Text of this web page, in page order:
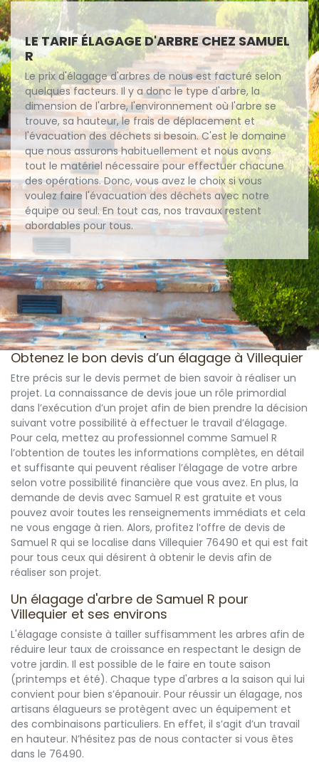
LE TARIF ÉLAGAGE D'ARBRE CHEZ SAMUEL
R
Le prix d'élagage d'arbres de nous est facturé selon
quelques facteurs. Il y a donc le type d'arbre, la
dimension de l'arbre, l'environnement où l'arbre se
trouve, sa hauteur, le frais de déplacement et
l'évacuation des déchets si besoin. C'est le domaine
que nous assurons habituellement et nous avons
tout le matériel nécessaire pour effectuer chacune
des opérations. Donc, vous avez le choix si vous
voulez faire l'évacuation des déchets avec notre
équipe ou seul. En tout cas, nos travaux restent
abordables pour tous.
Obtenez le bon devis d’un élagage à Villequier
Etre précis sur le devis permet de bien savoir à réaliser un
projet. La connaissance de devis joue un rôle primordial
dans l’exécution d’un projet afin de bien prendre la décision
suivant votre possibilité à effectuer le travail d’élagage.
Pour cela, mettez au professionnel comme Samuel R
l’obtention de toutes les informations complètes, en détail
et suffisante qui peuvent réaliser l’élagage de votre arbre
selon votre possibilité financière que vous avez. En plus, la
demande de devis avec Samuel R est gratuite et vous
pouvez avoir toutes les renseignements immédiats et cela
ne vous engage à rien. Alors, profitez l’offre de devis de
Samuel R qui se localise dans Villequier 76490 et qui est fait
pour tous ceux qui désirent à obtenir le devis afin de
réaliser son projet.
Un élagage d'arbre de Samuel R pour
Villequier et ses environs
L'élagage consiste à tailler suffisamment les arbres afin de
réduire leur taux de croissance en respectant le design de
votre jardin. Il est possible de le faire en toute saison
(printemps et été). Chaque type d'arbres a la saison qui lui
convient pour bien s’épanouir. Pour réussir un élagage, nos
artisans élagueurs se protègent avec un équipement et
des combinaisons particuliers. En effet, il s’agit d’un travail
en hauteur. N’hésitez pas de nous contacter si vous êtes
dans le 76490.